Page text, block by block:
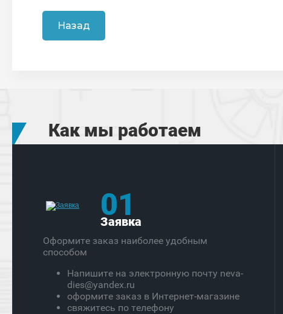
Назад
Как мы работаем
01
Заявка
Оформите заказ наиболее удобным
способом
Напишите на электронную почту neva-
dies@yandex.ru
оформите заказ в Интернет-магазине
свяжитесь по телефону